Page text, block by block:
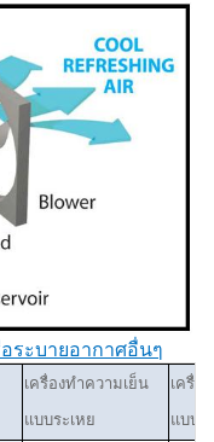
ระบายอากาศอื่นๆ
เครื่องทำความเย็น
แบบระเหย
เครื่อ
แบบดั้